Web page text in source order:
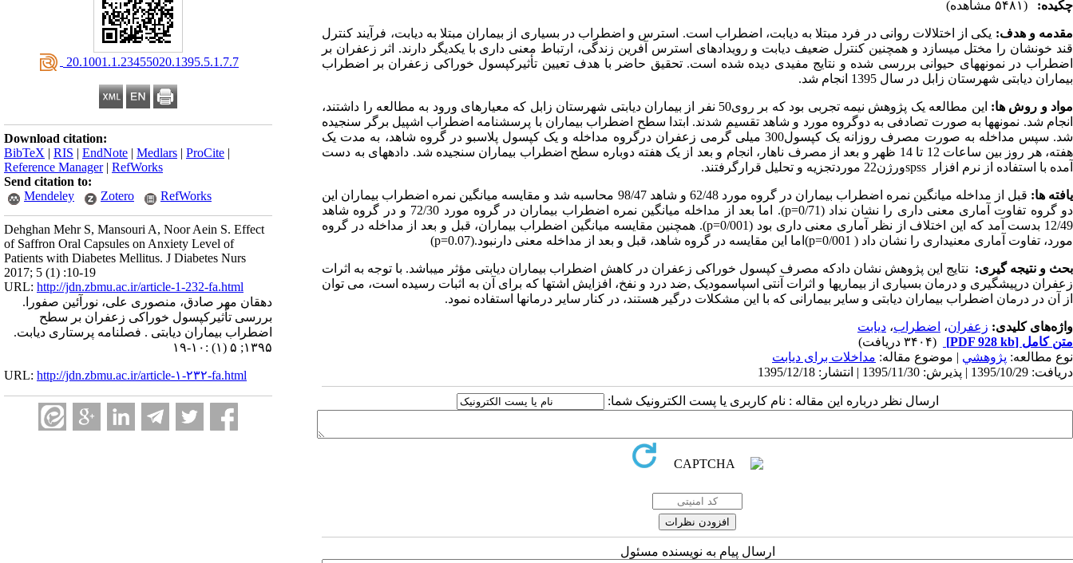
‎ 20.1001.1.23455020.1395.5.1.7.7
Download citation:
BibTeX | RIS | EndNote | Medlars | ProCite |
Reference Manager| RefWorks
Send citation to:
Mendeley
Zotero RefWorks
Dehghan Mehr S, Mansouri A, Noor Aein S. Effect
of Saffron Oral Capsules on Anxiety Level of
Patients with Diabetes Mellitus. J Diabetes Nurs
2017; 5 (1) :10-19
URL: http://jdn.zbmu.ac.ir/article-1-232-fa.html
دهقان مهر صادق، منصوری علی، نورآئین صفورا.
بررسی تأثیرکپسول خوراکی زعفران بر سطح
اضطراب بیماران دیابتی . فصلنامه پرستاری دیابت.
۱۳۹۵; ۵ (۱) :۱۰-۱۹
URL: http://jdn.zbmu.ac.ir/article-۱-۲۳۲-fa.html
چکیده:
(۵۴۸۱ مشاهده)
مقدمه و هدف: یکی از اختلالات روانی در فرد مبتلا به دیابت، اضطراب است. استرس و اضطراب در بسیاری از بیماران مبتلا به دیابت، فرآیند کنترل
قند خونشان را مختل می­سازد و همچنین کنترل ضعیف دیابت و رویدادهای استرس آفرین زندگی، ارتباط معنی داری با یکدیگر دارند. اثر زعفران بر
اضطراب در نمونه­های حیوانی بررسی شده و نتایج مفیدی دیده شده است. تحقیق حاضر با هدف تعیین تأثیرکپسول خوراکی زعفران بر اضطراب
بیماران دیابتی شهرستان زابل در سال 1395 انجام شد.
مواد و روش ها:
این مطالعه یک پژوهش نیمه تجربی بود که بر روی50 نفر از بیماران دیابتی شهرستان زابل که معیارهای ورود به مطالعه را داشتند،
انجام شد. نمونه­ها به صورت تصادفی به دوگروه مورد و شاهد تقسیم شدند. ابتدا سطح اضطراب بیماران با پرسشنامه اضطراب اشپیل برگر سنجیده
شد. سپس مداخله به صورت مصرف روزانه یک کپسول300 میلی گرمی زعفران درگروه مداخله و یک کپسول پلاسبو در گروه شاهد، به مدت یک
هفته، هر روز بین ساعات 12 تا 14 ظهر و بعد از مصرف ناهار، انجام و بعد از یک هفته دوباره سطح اضطراب بیماران سنجیده شد. داده­های به دست
آمده با استفاده از نرم افزار spssورژن22 موردتجزیه و تحلیل قرارگرفتند.
یافته ها:
قبل از مداخله میانگین نمره اضطراب بیماران در گروه مورد 62/48 و شاهد 98/47 محاسبه شد و مقایسه میانگین نمره اضطراب بیماران این
دو گروه تفاوت آماری معنی داری را نشان نداد (p=0/71
). اما بعد از مداخله میانگین نمره اضطراب بیماران در گروه مورد 72/30 و در گروه شاهد
12/49 بدست آمد که این اختلاف از نظر آماری معنی داری بود (
p=0/001). همچنین مقایسه میانگین اضطراب بیماران، قبل و بعد از مداخله در گروه
مورد، تفاوت آماری معنی­داری­ را نشان داد ( (p=0/001 اما این مقایسه در گروه شاهد، قبل و بعد از مداخله معنی دارنبود.(p=0.07
)
بحث و نتیجه گیری: نتایج این پژوهش نشان دادکه مصرف کپسول خوراکی زعفران در کاهش اضطراب بیماران دیابتی مؤثر می­باشد. با توجه به اثرات
زعفران درپیشگیری و درمان بسیاری از بیماری­ها و اثرات آنتی اسپاسمودیک ,ضد درد و نفخ، افزایش اشتها که برای آن به اثبات رسیده است، می توان
از آن در درمان اضطراب بیماران دیابتی و سایر بیمارانی که با این مشکلات درگیر هستند، در کنار سایر درمان­ها استفاده نمود.
واژه‌های کلیدی: زعفران، اضطراب، دیابت
متن کامل [PDF 928 kb]
(۳۴۰۴ دریافت)
نوع مطالعه: پژوهشي | موضوع مقاله: مداخلات برای دیابت
دریافت: 1395/10/29 | پذیرش: 1395/11/30 | انتشار: 1395/12/18
ارسال نظر درباره این مقاله : نام کاربری یا پست الکترونیک شما:
ارسال پیام به نویسنده مسئول